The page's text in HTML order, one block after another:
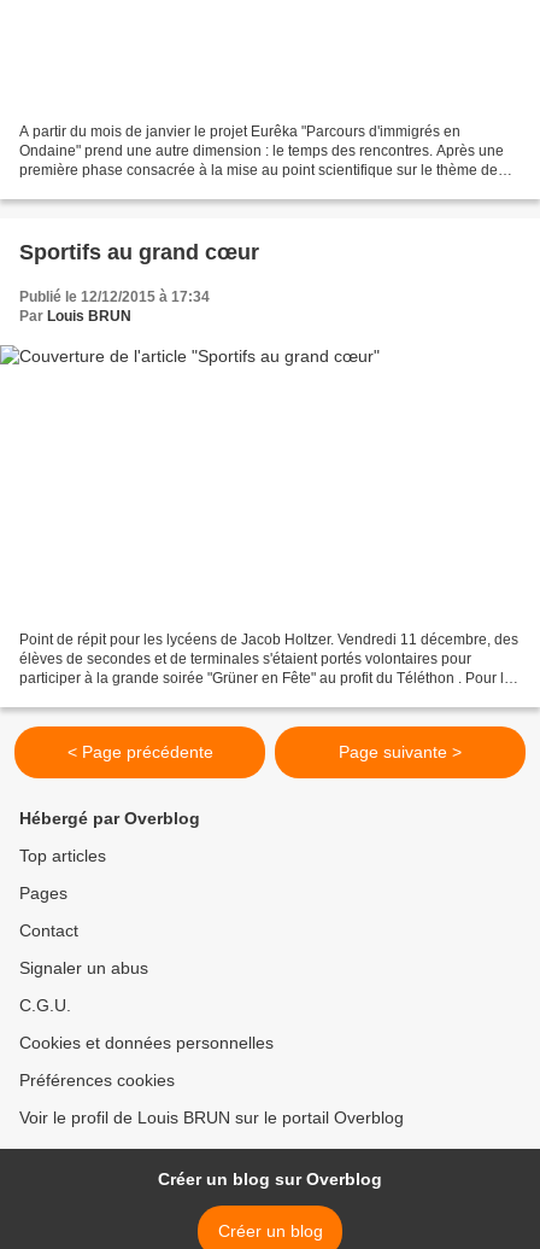
A partir du mois de janvier le projet Eurêka "Parcours d'immigrés en
Ondaine" prend une autre dimension : le temps des rencontres. Après une
première phase consacrée à la mise au point scientifique sur le thème de
Sportifs au grand cœur
Publié le 12/12/2015 à 17:34
Par Louis BRUN
Point de répit pour les lycéens de Jacob Holtzer. Vendredi 11 décembre, des
élèves de secondes et de terminales s'étaient portés volontaires pour
participer à la grande soirée "Grüner en Fête" au profit du Téléthon . Pour la
< Page précédente Page suivante >
Hébergé par Overblog
Top articles
Pages
Contact
Signaler un abus
C.G.U.
Cookies et données personnelles
Préférences cookies
Voir le profil de Louis BRUN sur le portail Overblog
Créer un blog sur Overblog
Créer un blog